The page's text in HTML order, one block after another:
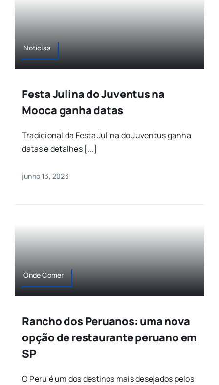
Notícias
Festa Julina do Juventus na
Mooca ganha datas
Tradicional da Festa Julina do Juventus ganha
datas e detalhes [...]
junho 13, 2023
Onde Comer
Rancho dos Peruanos: uma nova
opção de restaurante peruano em
SP
O Peru é um dos destinos mais desejados pelos